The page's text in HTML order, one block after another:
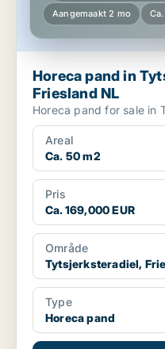
Aangemaakt 2 mo
Horeca pand in
Friesland NL
Horeca pand for sale in
Areal
Ca. 50 m2
Pris
Ca. 169,000 EUR
Område
Tytsjerksteradiel,
Type
Horeca pand